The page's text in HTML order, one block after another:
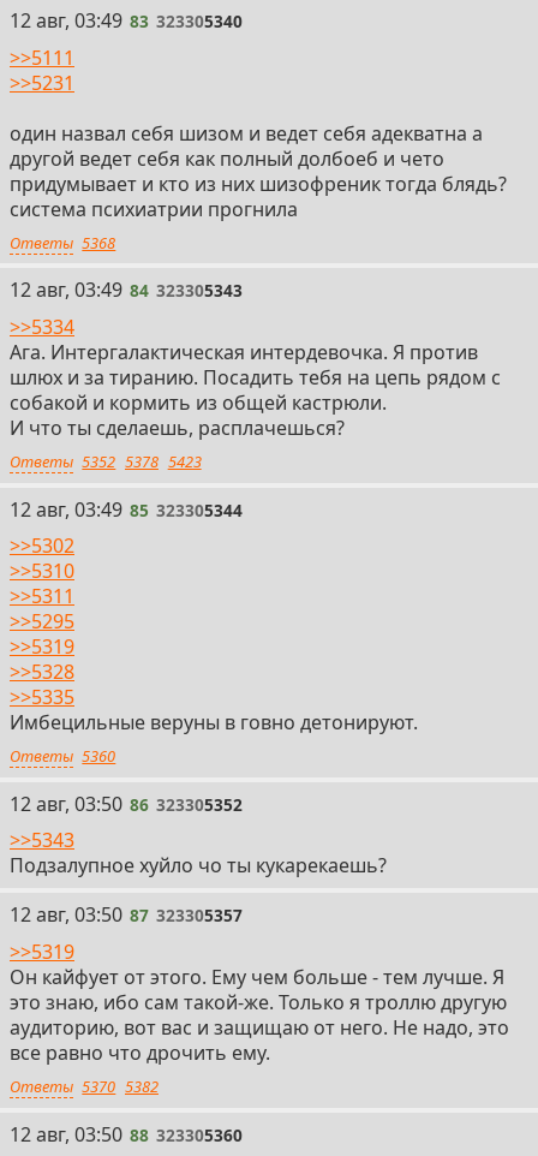
83
12 авг, 03:49 83 323305340
>>5111
>>5231
один назвал себя шизом и ведет себя адекватна а
другой ведет себя как полный долбоеб и чето
придумывает и кто из них шизофреник тогда блядь?
система психиатрии прогнила
Ответы 5368
84
12 авг, 03:49 84 323305343
>>5334
Ага. Интергалактическая интердевочка. Я против
шлюх и за тиранию. Посадить тебя на цепь рядом с
собакой и кормить из общей кастрюли.
И что ты сделаешь, расплачешься?
Ответы 5352 5378 5423
85
12 авг, 03:49 85 323305344
>>5302
>>5310
>>5311
>>5295
>>5319
>>5328
>>5335
Имбецильные веруны в говно детонируют.
Ответы 5360
86
12 авг, 03:50 86 323305352
>>5343
Подзалупное хуйло чо ты кукарекаешь?
87
12 авг, 03:50 87 323305357
>>5319
Он кайфует от этого. Ему чем больше - тем лучше. Я
это знаю, ибо сам такой-же. Только я троллю другую
аудиторию, вот вас и защищаю от него. Не надо, это
все равно что дрочить ему.
Ответы 5370 5382
88
12 авг, 03:50 88 323305360